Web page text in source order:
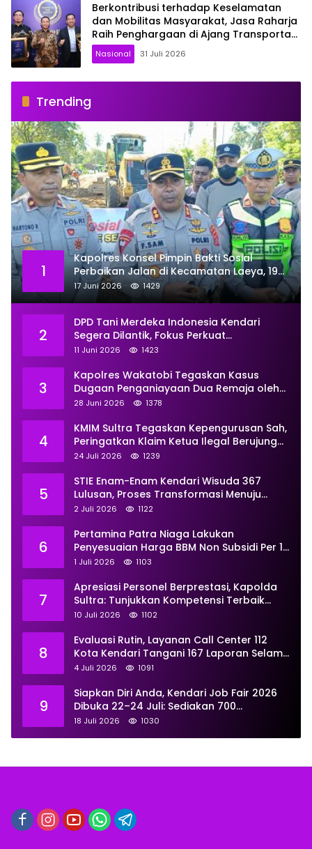
Berkontribusi terhadap Keselamatan
dan Mobilitas Masyarakat, Jasa Raharja
Raih Penghargaan di Ajang Transportasi
Indonesia Awards 2026
Nasional 31 Juli 2026
Trending
1
Kapolres Konsel Pimpin Bakti Sosial
Perbaikan Jalan di Kecamatan Laeya, 19
Titik Rusak Siap Ditambal
17 Juni 2026 1429
2
DPD Tani Merdeka Indonesia Kendari
Segera Dilantik, Fokus Perkuat
Pemberdayaan
11 Juni 2026 1423
3
Kapolres Wakatobi Tegaskan Kasus
Dugaan Penganiayaan Dua Remaja oleh
Dua Anggota Ditangani Secara
28 Juni 2026 1378
4
KMIM Sultra Tegaskan Kepengurusan Sah,
Peringatkan Klaim Ketua Ilegal Berujung
Proses Hukum
24 Juli 2026 1239
5
STIE Enam-Enam Kendari Wisuda 367
Lulusan, Proses Transformasi Menuju
Universitas Resmi Diterima
2 Juli 2026 1122
6
Pertamina Patra Niaga Lakukan
Penyesuaian Harga BBM Non Subsidi Per 1
Juli 2026, Berikut Rinciannya
1 Juli 2026 1103
7
Apresiasi Personel Berprestasi, Kapolda
Sultra: Tunjukkan Kompetensi Terbaik
untuk Masyarakat
10 Juli 2026 1102
8
Evaluasi Rutin, Layanan Call Center 112
Kota Kendari Tangani 167 Laporan Selama
Juni
4 Juli 2026 1091
9
Siapkan Diri Anda, Kendari Job Fair 2026
Dibuka 22–24 Juli: Sediakan 700
Lowongan dari 30 Perusahaan
18 Juli 2026 1030